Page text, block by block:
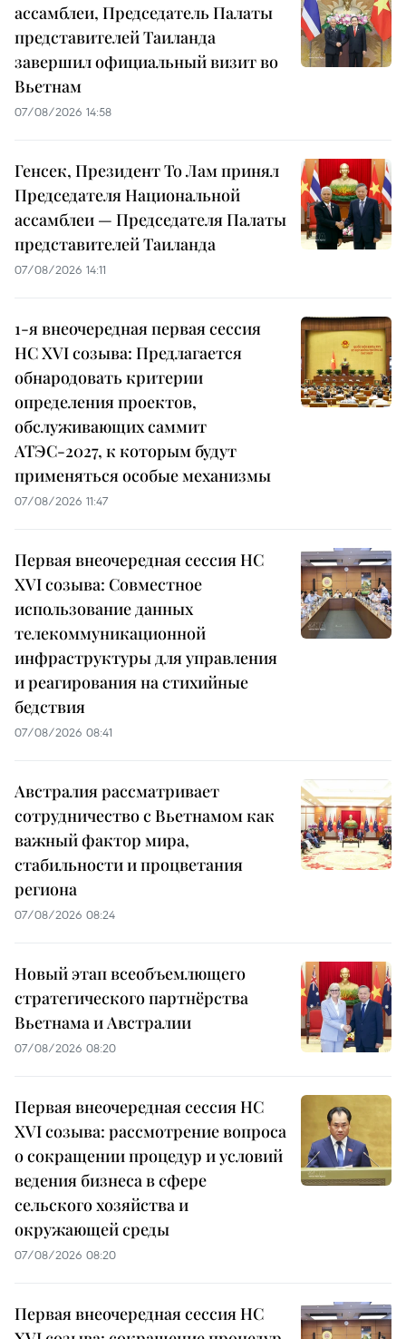
ассамблеи, Председатель Палаты
представителей Таиланда
завершил официальный визит во
Вьетнам
07/08/2026 14:58
Генсек, Президент То Лам принял
Председателя Национальной
ассамблеи — Председателя Палаты
представителей Таиланда
07/08/2026 14:11
1-я внеочередная первая сессия
НС XVI созыва: Предлагается
обнародовать критерии
определения проектов,
обслуживающих саммит
АТЭС-2027, к которым будут
применяться особые механизмы
07/08/2026 11:47
Первая внеочередная сессия НС
XVI созыва: Совместное
использование данных
телекоммуникационной
инфраструктуры для управления
и реагирования на стихийные
бедствия
07/08/2026 08:41
Австралия рассматривает
сотрудничество с Вьетнамом как
важный фактор мира,
стабильности и процветания
региона
07/08/2026 08:24
Новый этап всеобъемлющего
стратегического партнёрства
Вьетнама и Австралии
07/08/2026 08:20
Первая внеочередная сессия НС
XVI созыва: рассмотрение вопроса
о сокращении процедур и условий
ведения бизнеса в сфере
сельского хозяйства и
окружающей среды
07/08/2026 08:20
Первая внеочередная сессия НС